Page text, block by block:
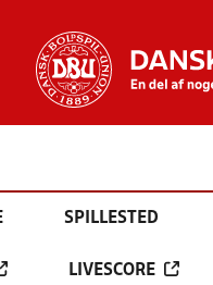
SPILLESTED
LIVESCORE